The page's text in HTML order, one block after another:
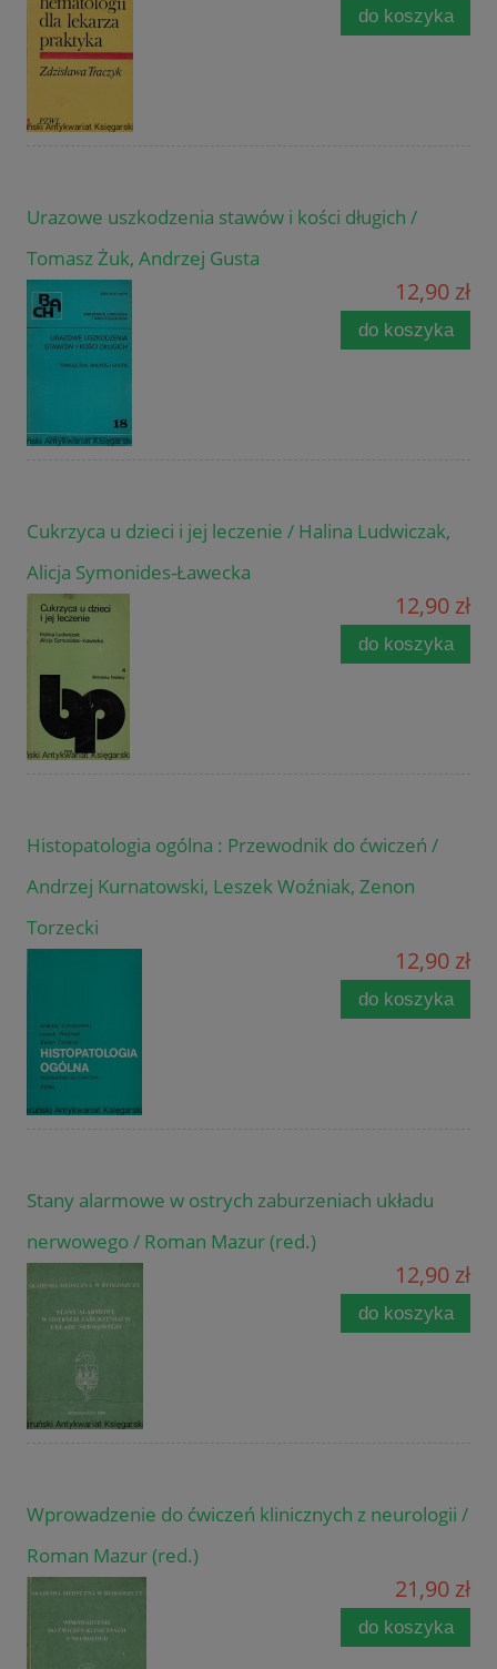
do koszyka
Urazowe uszkodzenia stawów i kości długich /
Tomasz Żuk, Andrzej Gusta
12,90 zł
do koszyka
Cukrzyca u dzieci i jej leczenie / Halina Ludwiczak,
Alicja Symonides-Ławecka
12,90 zł
do koszyka
Histopatologia ogólna : Przewodnik do ćwiczeń /
Andrzej Kurnatowski, Leszek Woźniak, Zenon
Torzecki
12,90 zł
do koszyka
Stany alarmowe w ostrych zaburzeniach układu
nerwowego / Roman Mazur (red.)
12,90 zł
do koszyka
Wprowadzenie do ćwiczeń klinicznych z neurologii /
Roman Mazur (red.)
21,90 zł
do koszyka